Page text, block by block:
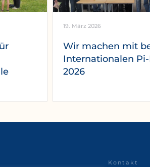
19. März 2026
Wir machen mit
Internationalen
2026
Kontakt